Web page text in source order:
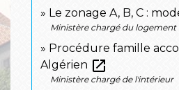
Le zonage A, B, C :
Ministère chargé du logement
Procédure famille
Algérien open_in_new
Ministère chargé de l'intérieur